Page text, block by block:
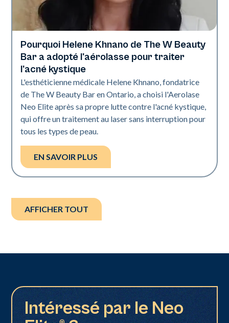
Neo Elite
Pourquoi Helene Khnano de The W Beauty
Bar a adopté l'aérolasse pour traiter
l'acné kystique
L'esthéticienne médicale Helene Khnano, fondatrice
de The W Beauty Bar en Ontario, a choisi l'Aerolase
Neo Elite après sa propre lutte contre l'acné kystique,
qui offre un traitement au laser sans interruption pour
tous les types de peau.
EN SAVOIR PLUS
AFFICHER TOUT
Intéressé par le Neo